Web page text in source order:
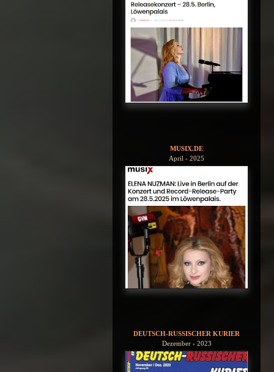
MUSIX.DE
April - 2025
DEUTSCH-RUSSISCHER KURIER
Dezember - 2023